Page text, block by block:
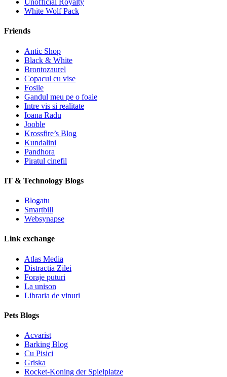
Unofficial Royalty
White Wolf Pack
Friends
Antic Shop
Black & White
Brontozaurel
Copacul cu vise
Fosile
Gandul meu pe o foaie
Intre vis si realitate
Ioana Radu
Jooble
Krossfire’s Blog
Kundalini
Pandhora
Piratul cinefil
IT & Technology Blogs
Blogatu
Smartbill
Websynapse
Link exchange
Atlas Media
Distractia Zilei
Foraje puturi
La unison
Libraria de vinuri
Pets Blogs
Acvarist
Barking Blog
Cu Pisici
Griska
Rocket-Koning der Spielplatze